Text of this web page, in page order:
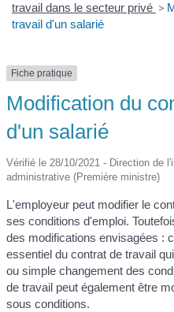
travail dans le secteur privé >
travail d'un salarié
Fiche pratique
Modification du
d'un salarié
Vérifié le 28/10/2021 - Direction de
administrative (Première ministre)
L'employeur peut modifier le
ses conditions d'emploi.
des modifications envisagées :
essentiel du contrat de travail
ou simple changement des
de travail peut également être
sous conditions.